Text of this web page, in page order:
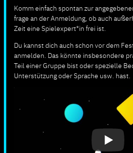
Komm einfach spontan zur
frage an der Anmeldung, ob auch
Zeit eine Spielexpert*in frei ist.
Du kannst dich auch schon vor dem
anmelden. Das könnte insbesondere
Teil einer Gruppe bist oder spezielle
Unterstützung oder Sprache usw. hast.